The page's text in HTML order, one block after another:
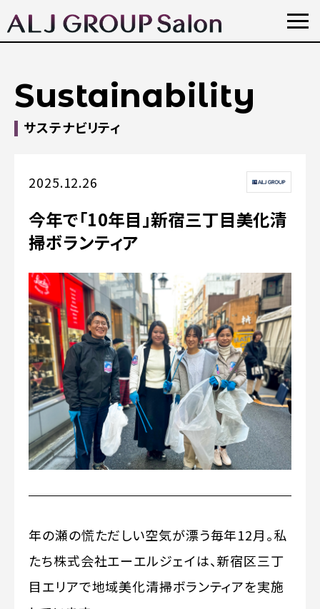
Sustainability
サステナビリティ
2025.12.26
今年で「10年目」新宿三丁目美化清
掃ボランティア
年の瀬の慌ただしい空気が漂う毎年12月。私
たち株式会社エーエルジェイは、新宿区三丁
目エリアで地域美化清掃ボランティアを実施